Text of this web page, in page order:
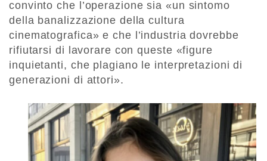
convinto che l’operazione sia «un sintomo
della banalizzazione della cultura
cinematografica» e che l’industria dovrebbe
rifiutarsi di lavorare con queste «figure
inquietanti, che plagiano le interpretazioni di
generazioni di attori».